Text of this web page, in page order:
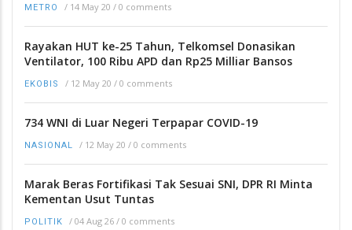
METRO / 14 May 20 / 0 comments
Rayakan HUT ke-25 Tahun, Telkomsel Donasikan
Ventilator, 100 Ribu APD dan Rp25 Milliar Bansos
EKOBIS / 12 May 20 / 0 comments
734 WNI di Luar Negeri Terpapar COVID-19
NASIONAL / 12 May 20 / 0 comments
Marak Beras Fortifikasi Tak Sesuai SNI, DPR RI Minta
Kementan Usut Tuntas
POLITIK / 04 Aug 26 / 0 comments